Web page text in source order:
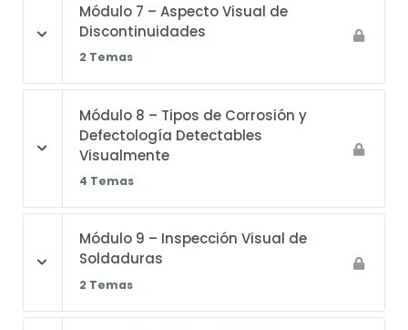
Módulo 7 – Aspecto Visual de
Discontinuidades
2 Temas
Módulo 8 – Tipos de Corrosión y
Defectología Detectables
Visualmente
4 Temas
Módulo 9 – Inspección Visual de
Soldaduras
2 Temas